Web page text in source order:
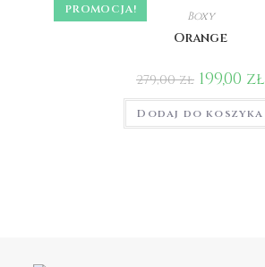
PROMOCJA! Boxy
Orange
279,00zł 199,00 zł
Dodaj do koszyka